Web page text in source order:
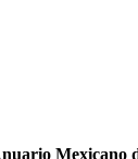
Mexicano